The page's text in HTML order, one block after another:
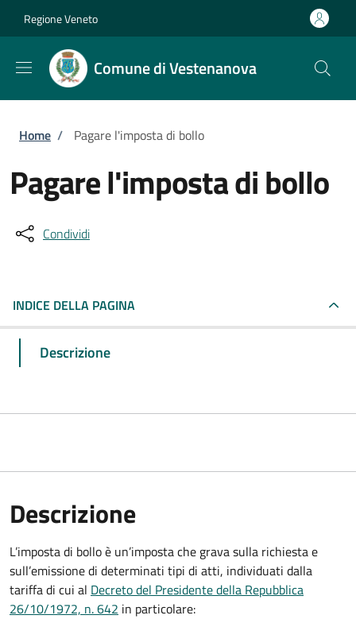
Regione Veneto
Comune di Vestenanova
Briciole di pane
Home / Pagare l'imposta di bollo
Pagare l'imposta di bollo
Condividi
INDICE DELLA PAGINA
Descrizione
Descrizione
L’imposta di bollo è un’imposta che grava sulla richiesta e
sull’emissione di determinati tipi di atti, individuati dalla
tariffa di cui al Decreto del Presidente della Repubblica
26/10/1972, n. 642 in particolare: